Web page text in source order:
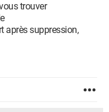
trouver
après suppression,